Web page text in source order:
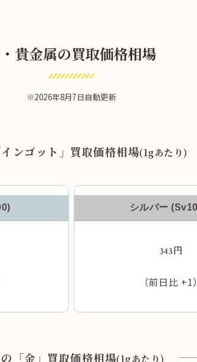
出口を出て右に三井住友銀行 町屋支店様が
「麵家 千祥」様の先にある「ハウスパートナー」
貴金属の買取価格相場
2026年8月7日自動更新
ンゴット」買取価格相場(1gあたり)
シルバー
343円
（前日比 +1）
「金」買取価格相場(1gあたり)